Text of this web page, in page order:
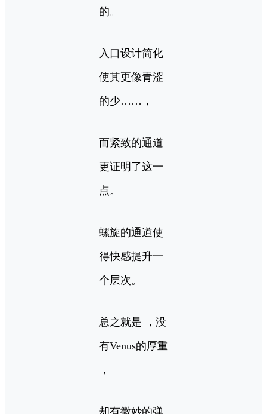
的。
入口设计简化
使其更像青涩
的少……，
而紧致的通道
更证明了这一
点。
螺旋的通道使
得快感提升一
个层次。
总之就是 ，没
有Venus的厚重
，